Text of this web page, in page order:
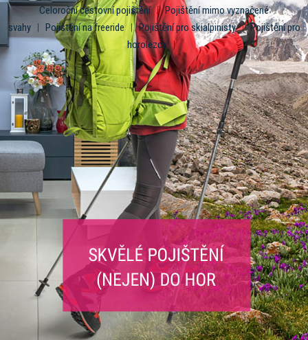
Celoroční cestovní pojištění|Pojištění mimo vyznačené
svahy| Pojištění na freeride |Pojištění pro skialpinisty|Pojištění pro
horolezce|